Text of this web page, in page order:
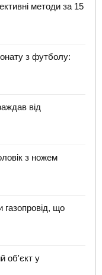
методи за 15
з футболу:
від
з ножем
газопровід, що
об'єкт у